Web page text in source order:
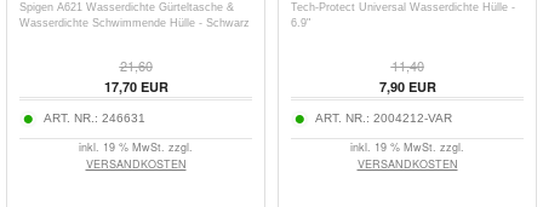
Spigen A621 Wasserdichte Gürteltasche &
Wasserdichte Schwimmende Hülle - Schwarz
21,60
17,70EUR
ART. NR.: 246631
inkl. 19 % MwSt. zzgl.
VERSANDKOSTEN
Tech-Protect Universal Wasserdichte Hülle -
6.9"
11,40
7,90EUR
ART. NR.: 2004212-VAR
inkl. 19 % MwSt. zzgl.
VERSANDKOSTEN